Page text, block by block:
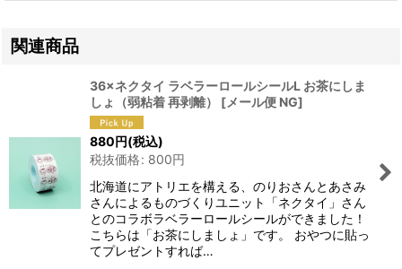
関連商品
36×ネクタイ ラベラーロールシールL お茶にしま
しょ（弱粘着 再剥離）
[メール便 NG]
880円(税込)
税抜価格: 800円
北海道にアトリエを構える、のりおさんとあさみ
さんによるものづくりユニット「ネクタイ」さん
とのコラボラベラーロールシールができました！
こちらは「お茶にしましょ」です。 おやつに貼っ
てプレゼントすれば…